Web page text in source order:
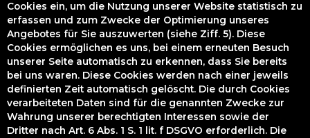
Cookies ein, um die Nutzung unserer Website statistisch zu
erfassen und zum Zwecke der Optimierung unseres
Angebotes für Sie auszuwerten (siehe Ziff. 5). Diese
Cookies ermöglichen es uns, bei einem erneuten Besuch
unserer Seite automatisch zu erkennen, dass Sie bereits
bei uns waren. Diese Cookies werden nach einer jeweils
definierten Zeit automatisch gelöscht. Die durch Cookies
verarbeiteten Daten sind für die genannten Zwecke zur
Wahrung unserer berechtigten Interessen sowie der
Dritter nach Art. 6 Abs. 1 S. 1 lit. f DSGVO erforderlich. Die